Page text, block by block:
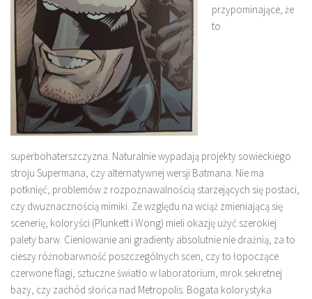
przypominające, że
to
superbohaterszczyzna. Naturalnie wypadają projekty sowieckiego
stroju Supermana, czy alternatywnej wersji Batmana. Nie ma
potknięć, problemów z rozpoznawalnością starzejących się postaci,
czy dwuznacznością mimiki. Ze względu na wciąż zmieniającą się
scenerię, koloryści (Plunkett i Wong) mieli okazję użyć szerokiej
palety barw. Cieniowanie ani gradienty absolutnie nie drażnią, za to
cieszy różnobarwność poszczególnych scen, czy to łopoczące
czerwone flagi, sztuczne światło w laboratorium, mrok sekretnej
bazy, czy zachód słońca nad Metropolis. Bogata kolorystyka